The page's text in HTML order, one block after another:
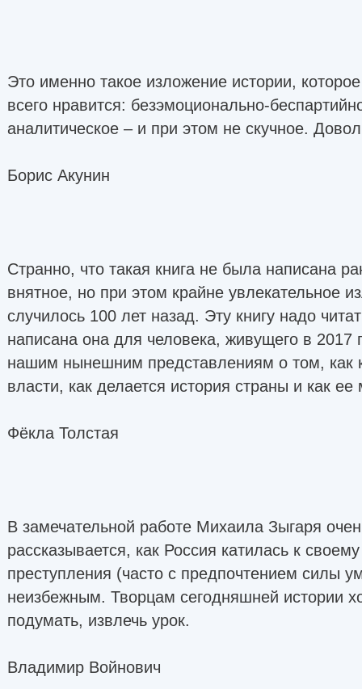
Это именно такое изложение истории,
всего нравится: безэмоционально-
аналитическое – и при этом не скучное.
Борис Акунин
Странно, что такая книга не была написана
внятное, но при этом крайне увлекательное
случилось 100 лет назад. Эту книгу надо
написана она для человека, живущего в 2017
нашим нынешним представлениям о том, как
власти, как делается история страны и как
Фёкла Толстая
В замечательной работе Михаила Зыгаря
рассказывается, как Россия катилась к
преступления (часто с предпочтением силы
неизбежным. Творцам сегодняшней истории
подумать, извлечь урок.
Владимир Войнович